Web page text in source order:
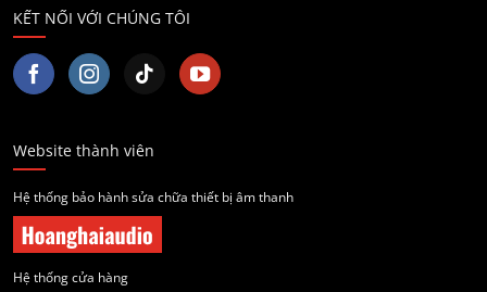
KẾT NỐI VỚI CHÚNG TÔI
Website thành viên
Hệ thống bảo hành sửa chữa thiết bị âm thanh
Hệ thống cửa hàng